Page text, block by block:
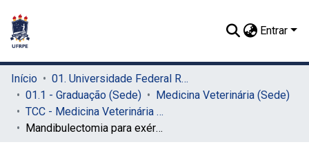
Entrar
Início
01. Universidade Federal Rural de Pernambuco - UFRPE (Sede)
01.1 - Graduação (Sede)
Medicina Veterinária (Sede)
TCC - Medicina Veterinária (Sede)
Mandibulectomia para exérese de neoplasia em cavidade oral em Phyton morulus bivittatus - Relato de caso